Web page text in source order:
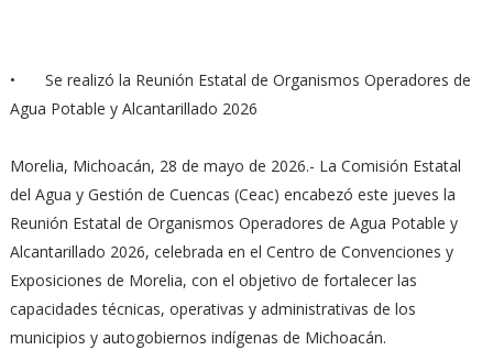
•
Se realizó la Reunión Estatal de Organismos Operadores de
Agua Potable y Alcantarillado 2026
Morelia, Michoacán, 28 de mayo de 2026.- La Comisión Estatal
del Agua y Gestión de Cuencas (Ceac) encabezó este jueves la
Reunión Estatal de Organismos Operadores de Agua Potable y
Alcantarillado 2026, celebrada en el Centro de Convenciones y
Exposiciones de Morelia, con el objetivo de fortalecer las
capacidades técnicas, operativas y administrativas de los
municipios y autogobiernos indígenas de Michoacán.